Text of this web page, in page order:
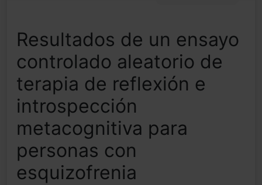
Resultados de un ensayo
controlado aleatorio de
terapia de reflexión e
introspección
metacognitiva para
personas con
esquizofrenia